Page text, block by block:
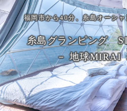
福岡市から40分、糸島オーシ
糸島グランピング
－ 地球MIRAI